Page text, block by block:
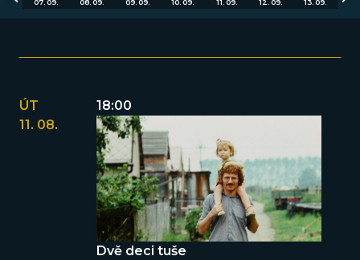
07. 09.
08. 09.
09. 09.
10. 09.
11. 09.
12. 09.
13. 09.
ÚT
11. 08.
18:00
Dvě deci tuše